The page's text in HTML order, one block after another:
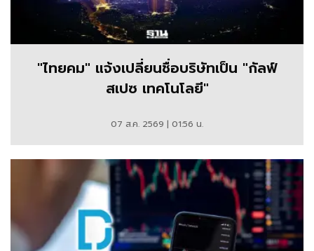
"ไทยคม" แจ้งเปลี่ยนชื่อบริษัทเป็น "กัลฟ์
สเปซ เทคโนโลยี"
07 ส.ค. 2569 | 01:56 น.